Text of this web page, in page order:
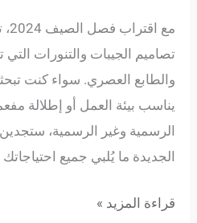
مع
تصاميم الجيبات والتنورات التي
والطابع العصري. سواء كنت
يناسب بيئة العمل أو إطلالة
الرسمية وغير الرسمية،
الجديدة ما يُلبي جميع
قراءة المزيد »